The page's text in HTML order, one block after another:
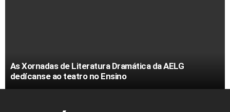
As Xornadas de Literatura Dramática da AELG
dedícanse ao teatro no Ensino